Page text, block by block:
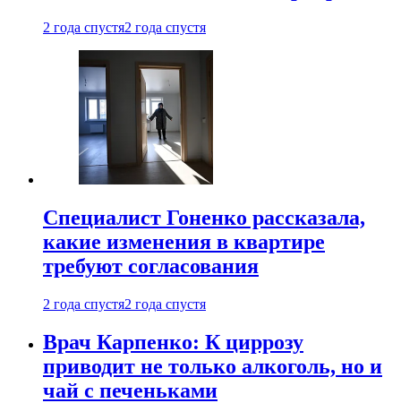
2 года спустя2 года спустя
Специалист Гоненко рассказала,
какие изменения в квартире
требуют согласования
2 года спустя2 года спустя
Врач Карпенко: К циррозу
приводит не только алкоголь, но и
чай с печеньками